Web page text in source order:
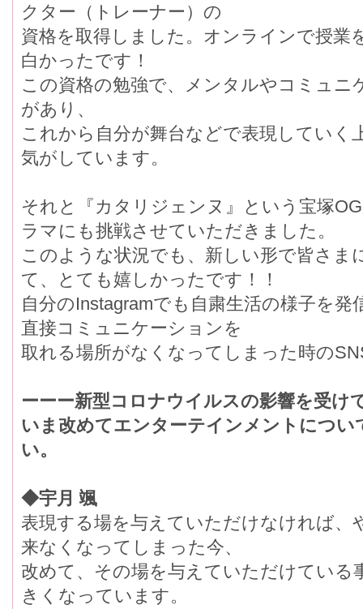
クター（トレーナー）の
資格を取得しました。オンラインで授業
白かったです！
この資格の勉強で、メンタルやコミュニ
があり、
これから自分が舞台などで表現していく
気がしています。
それと『カタリジェンヌ』という宝塚
ラマにも挑戦させていただきました。
このような状況でも、新しい形で皆さま
て、とても嬉しかったです！！
自分のInstagramでも自粛生活の様子を
直接コミュニケーションを
取れる場所がなくなってしまった時の
ーーー新型コロナウイルスの影響を受け
いま改めてエンターテインメントにつ
い。
◆宇月 颯
表現する場を与えていただけなければ、
来なくなってしまった今、
改めて、その場を与えていただけている
きくなっています。